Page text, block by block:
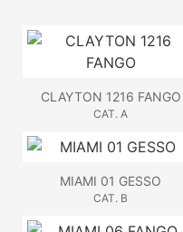
CLAYTON 1216 FANGO
CAT. A
MIAMI 01 GESSO
CAT. B